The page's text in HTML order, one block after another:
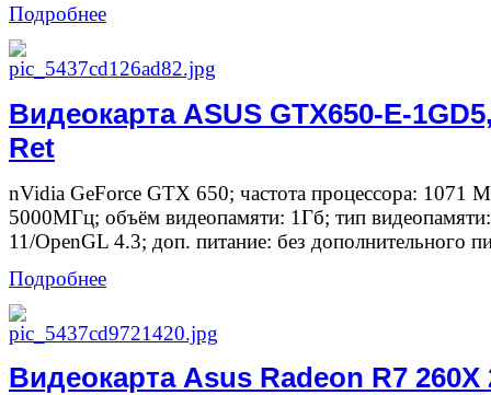
Подробнее
Видеокарта ASUS GTX650-E-
Ret
nVidia GeForce GTX 650; частота процессора: 1071
5000МГц; объём видеопамяти: 1Гб; тип
11/OpenGL 4.3; доп. питание: без дополнительного
Подробнее
Видеокарта Asus Radeon R7 260X